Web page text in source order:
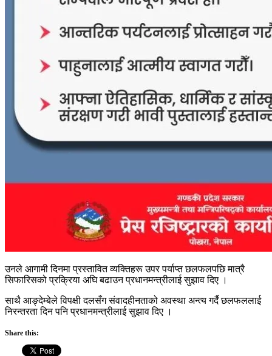
उनले आगामी दिनमा प्रस्तावित व्यक्तिहरू उपर पर्याप्त छलफलपछि मात्रै
सिफारिसको प्रक्रिया अघि बढाउन प्रधानमन्त्रीलाई सुझाव दिए ।
साथै आङ्देम्बेले विपक्षी दलसँग संवादहीनताको अवस्था अन्त्य गर्दै छलफललाई
निरन्तरता दिन पनि प्रधानमन्त्रीलाई सुझाव दिए ।
Share this: